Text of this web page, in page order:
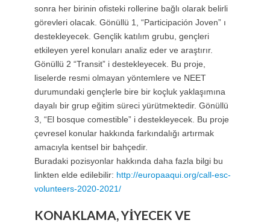
sonra her birinin ofisteki rollerine bağlı olarak belirli
görevleri olacak. Gönüllü 1, “Participación Joven” ı
destekleyecek. Gençlik katılım grubu, gençleri
etkileyen yerel konuları analiz eder ve araştırır.
Gönüllü 2 “Transit” i destekleyecek. Bu proje,
liselerde resmi olmayan yöntemlere ve NEET
durumundaki gençlerle bire bir koçluk yaklaşımına
dayalı bir grup eğitim süreci yürütmektedir. Gönüllü
3, “El bosque comestible” i destekleyecek. Bu proje
çevresel konular hakkında farkındalığı artırmak
amacıyla kentsel bir bahçedir.
Buradaki pozisyonlar hakkında daha fazla bilgi bu
linkten elde edilebilir: http://europaaqui.org/call-esc-
volunteers-2020-2021/
KONAKLAMA, YİYECEK VE